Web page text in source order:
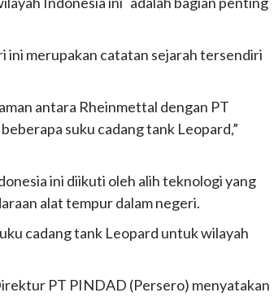
ini merupakan catatan sejarah tersendiri
antara Rheinmettal dengan PT
suku cadang tank Leopard,”
ini diikuti oleh alih teknologi yang
alat tempur dalam negeri.
cadang tank Leopard untuk wilayah
PT PINDAD (Persero) menyatakan